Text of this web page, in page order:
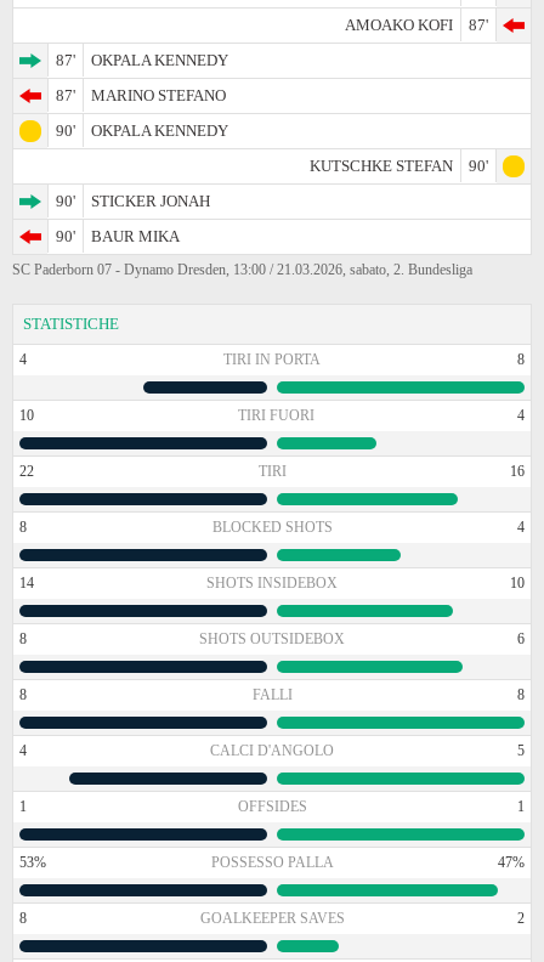
AMOAKO KOFI
87'
87'
OKPALA KENNEDY
87'
MARINO STEFANO
90'
OKPALA KENNEDY
KUTSCHKE STEFAN
90'
90'
STICKER JONAH
90'
BAUR MIKA
SC Paderborn 07 - Dynamo Dresden, 13:00 / 21.03.2026, sabato, 2. Bundesliga
STATISTICHE
4 TIRI IN PORTA 8
10 TIRI FUORI 4
22 TIRI 16
8 BLOCKED SHOTS 4
14 SHOTS INSIDEBOX 10
8 SHOTS OUTSIDEBOX 6
8 FALLI 8
4 CALCI D'ANGOLO 5
1 OFFSIDES 1
53% POSSESSO PALLA 47%
8 GOALKEEPER SAVES 2